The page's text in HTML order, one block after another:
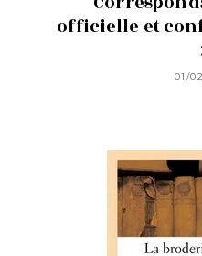
officielle et
01/